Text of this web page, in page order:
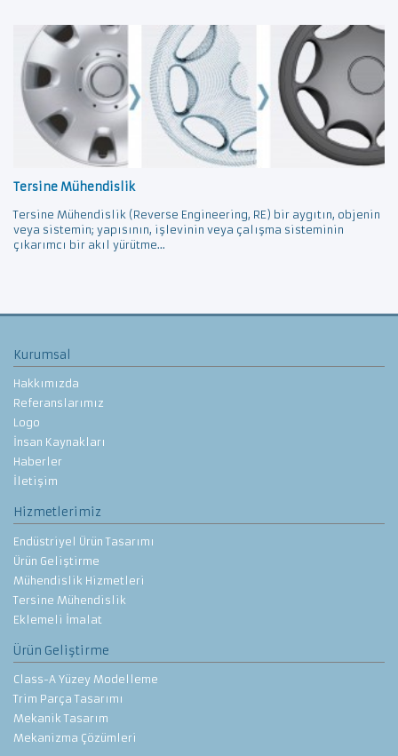
Tersine Mühendislik
Tersine Mühendislik (Reverse Engineering, RE) bir aygıtın, objenin
veya sistemin; yapısının, işlevinin veya çalışma sisteminin
çıkarımcı bir akıl yürütme...
Kurumsal
Hakkımızda
Referanslarımız
Logo
İnsan Kaynakları
Haberler
İletişim
Hizmetlerimiz
Endüstriyel Ürün Tasarımı
Ürün Geliştirme
Mühendislik Hizmetleri
Tersine Mühendislik
Eklemeli İmalat
Ürün Geliştirme
Class-A Yüzey Modelleme
Trim Parça Tasarımı
Mekanik Tasarım
Mekanizma Çözümleri